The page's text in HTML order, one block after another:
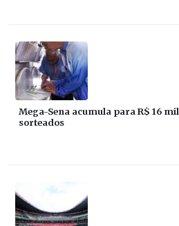
Mega-Sena acumula para R$ 16
sorteados